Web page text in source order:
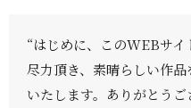
“はじめに、このWEBサ
尽力頂き、素晴らしい作
いたします。ありがとう